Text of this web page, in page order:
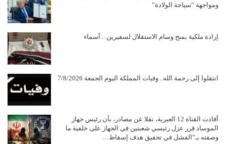
ومواجهة “سياحة الولادة”
إرادة ملكية بمنح وسام الاستقلال لسفيرين .. أسماء
انتقلوا إلى رحمة الله.. وفيات المملكة اليوم الجمعة 7/8/2026
أفادت القناة 12 العبرية، نقلا عن مصادر، بأن رئيس جهاز
الموساد قرر عزل رئيسي شعبتين في الجهاز على خلفية ما
وصفته بـ”الفشل في تحقيق هدف إسقاط…